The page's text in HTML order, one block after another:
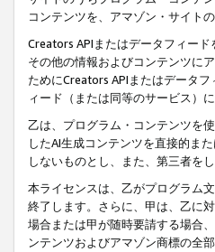
コンテンツを、アマゾン・サイト
Creators APIまたはデータフィー
その他の情報およびコンテンツに
ためにCreators APIまたはデータ
ィード（または同等のサービス）
乙は、プログラム・コンテンツを
したAI生成コンテンツを直接的ま
しないものとし、また、第三者を
本ライセンスは、乙がプログラム
終了します。さらに、甲は、乙に
場合または甲が随時要請する場合
ンテンツおよびアマゾン商標の全